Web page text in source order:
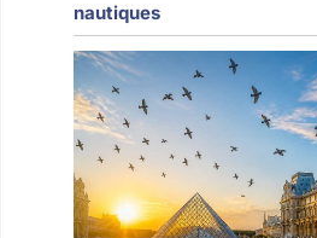
nautiques